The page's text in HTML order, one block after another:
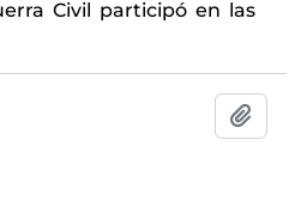
Civil participó en las